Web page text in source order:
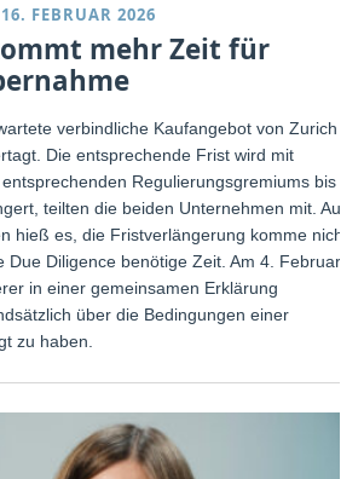
16. FEBRUAR 2026
mehr Zeit für
verbindliche Kaufangebot von Zurich
Die entsprechende Frist wird mit
Regulierungsgremiums bis
teilten die beiden Unternehmen mit. Aus
hieß es, die Fristverlängerung komme nicht
Due Diligence benötige Zeit. Am 4. Februar
in einer gemeinsamen Erklärung
über die Bedingungen einer
zu haben.